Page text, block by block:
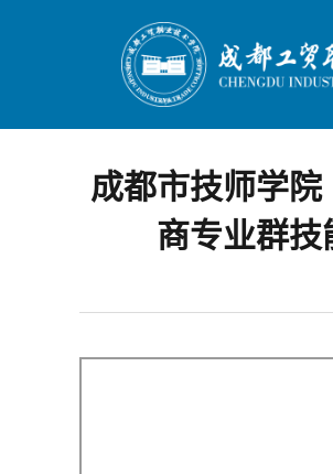
成都市技师学
商专业群